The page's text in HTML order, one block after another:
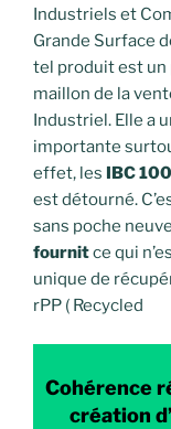
Industriels et
Grande Surface
tel produit est un
maillon de la
Industriel. Elle a
importante
effet, les
IBC
est détourné.
sans poche
fournitce qui
unique de
rPP ( Recycled
Cohérence
création